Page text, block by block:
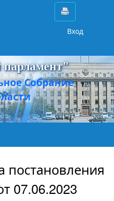
Вход
Собрание
постановления
07.06.2023